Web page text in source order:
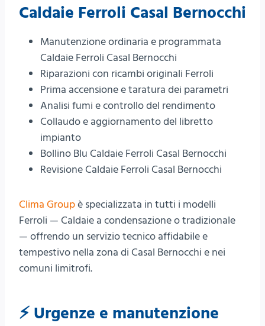
Caldaie Ferroli Casal Bernocchi
Manutenzione ordinaria e programmata
Caldaie Ferroli Casal Bernocchi
Riparazioni con ricambi originali Ferroli
Prima accensione e taratura dei parametri
Analisi fumi e controllo del rendimento
Collaudo e aggiornamento del libretto
impianto
Bollino Blu Caldaie Ferroli Casal Bernocchi
Revisione Caldaie Ferroli Casal Bernocchi
Clima Groupè specializzata in tutti i modelli
Ferroli — Caldaie a condensazione o tradizionale
— offrendo un servizio tecnico affidabile e
tempestivo nella zona di Casal Bernocchi e nei
comuni limitrofi.
⚡ Urgenze e manutenzione